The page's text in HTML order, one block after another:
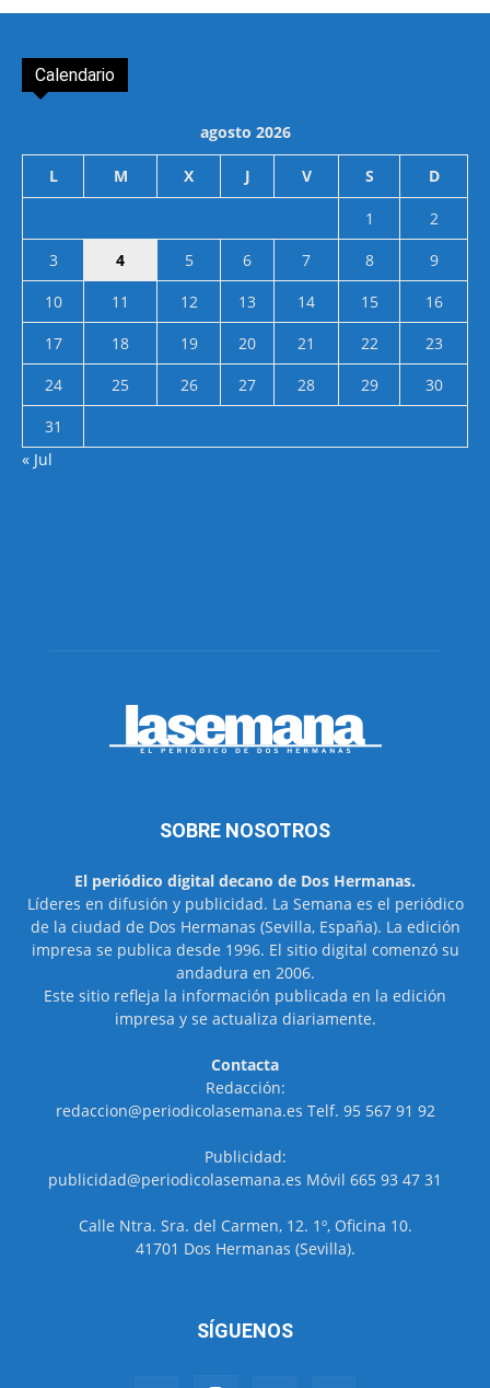
Calendario
agosto 2026
L M X J V S D
1
2
3
4 5 6 7 8
9
10
11 12 13 14 15
16
17
18 19 20 21 22
23
24
25 26 27 28 29
30
31
« Jul
SOBRE NOSOTROS
El periódico digital decano de Dos Hermanas.
Líderes en difusión y publicidad. La Semana es el periódico
de la ciudad de Dos Hermanas (Sevilla, España). La edición
impresa se publica desde 1996. El sitio digital comenzó su
andadura en 2006.
Este sitio refleja la información publicada en la edición
impresa y se actualiza diariamente.
Contacta
Redacción:
redaccion@periodicolasemana.es Telf. 95 567 91 92
Publicidad:
publicidad@periodicolasemana.es Móvil 665 93 47 31
Calle Ntra. Sra. del Carmen, 12. 1º, Oficina 10.
41701 Dos Hermanas (Sevilla).
SÍGUENOS